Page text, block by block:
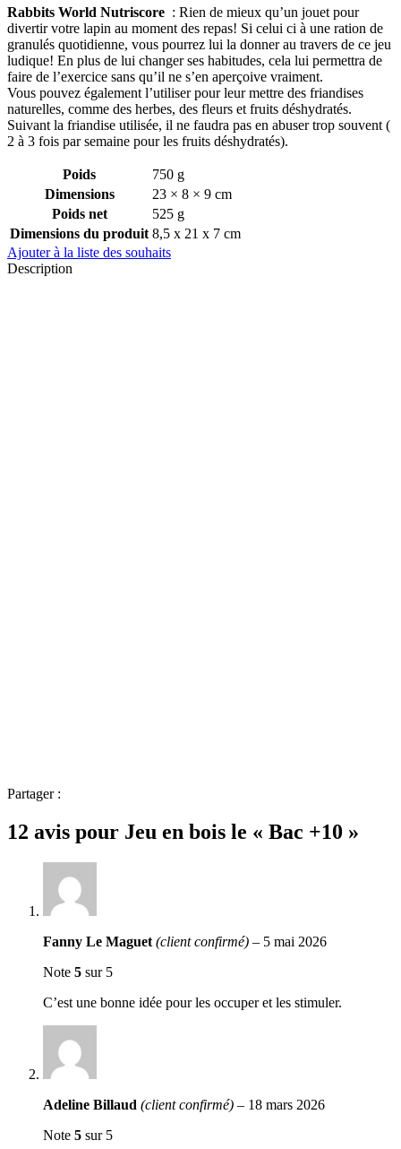
Rabbits World Nutriscore : Rien de mieux qu’un jouet pour
divertir votre lapin au moment des repas! Si celui ci à une ration de
granulés quotidienne, vous pourrez lui la donner au travers de ce jeu
ludique! En plus de lui changer ses habitudes, cela lui permettra de
faire de l’exercice sans qu’il ne s’en aperçoive vraiment.
Vous pouvez également l’utiliser pour leur mettre des friandises
naturelles, comme des herbes, des fleurs et fruits déshydratés.
Suivant la friandise utilisée, il ne faudra pas en abuser trop souvent (
2 à 3 fois par semaine pour les fruits déshydratés).
Poids
750 g
Dimensions
23 × 8 × 9 cm
Poids net
525 g
Dimensions du produit 8,5 x 21 x 7 cm
Ajouter à la liste des souhaits
Description
Partager :
12 avis pour Jeu en bois le « Bac +10 »
Fanny Le Maguet (client confirmé) – 5 mai 2026
Note 5 sur 5
C’est une bonne idée pour les occuper et les stimuler.
Adeline Billaud (client confirmé) – 18 mars 2026
Note 5 sur 5